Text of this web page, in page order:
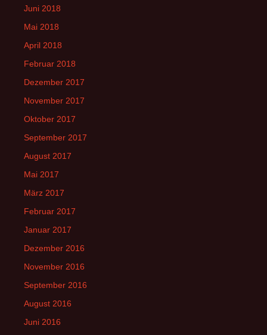
Juni 2018
Mai 2018
April 2018
Februar 2018
Dezember 2017
November 2017
Oktober 2017
September 2017
August 2017
Mai 2017
März 2017
Februar 2017
Januar 2017
Dezember 2016
November 2016
September 2016
August 2016
Juni 2016